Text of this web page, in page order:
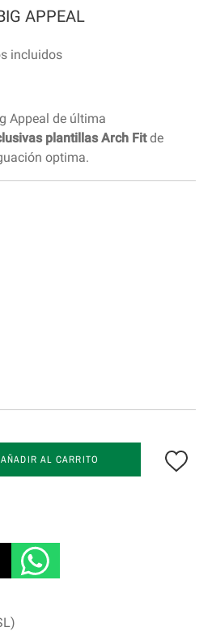
APPEAL
incluidos
Appeal de última
plantillas Arch Fitde
optima.
AÑADIR AL CARRITO